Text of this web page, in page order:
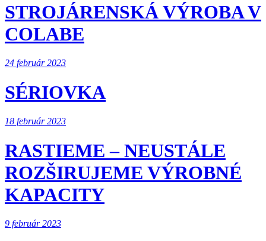
STROJÁRENSKÁ VÝROBA V
COLABE
24 február 2023
SÉRIOVKA
18 február 2023
RASTIEME – NEUSTÁLE
ROZŠIRUJEME VÝROBNÉ
KAPACITY
9 február 2023